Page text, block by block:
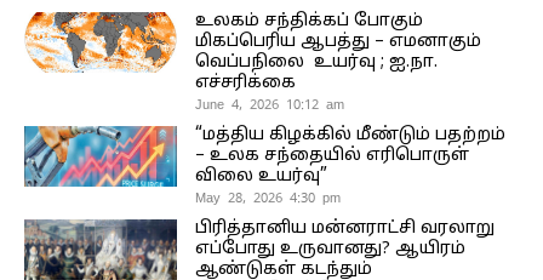
உலகம் சந்திக்கப் போகும்
மிகப்பெரிய ஆபத்து – எமனாகும்
வெப்பநிலை உயர்வு ; ஐ.நா.
எச்சரிக்கை
June 4, 2026 10:12 am
“மத்திய கிழக்கில் மீண்டும் பதற்றம்
– உலக சந்தையில் எரிபொருள்
விலை உயர்வு”
May 28, 2026 4:30 pm
பிரித்தானிய மன்னராட்சி வரலாறு
எப்போது உருவானது? ஆயிரம்
ஆண்டுகள் கடந்தும்